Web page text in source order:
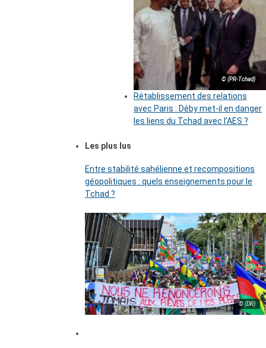
© (PR-Tchad)
Rétablissement des relations
avec Paris : Déby met-il en danger
les liens du Tchad avec l’AES ?
Les plus lus
Entre stabilité sahélienne et recompositions
géopolitiques : quels enseignements pour le
Tchad ?
© (DR)